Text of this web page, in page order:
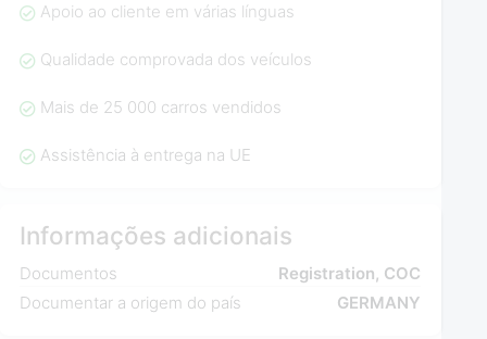
Apoio ao cliente em várias línguas
Qualidade comprovada dos veículos
Mais de 25 000 carros vendidos
Assistência à entrega na UE
Informações adicionais
Documentos
Registration, COC
Documentar a origem do país
GERMANY